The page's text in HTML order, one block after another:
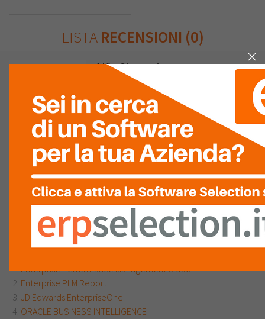
LISTA RECENSIONI (0)
Alfa Sistemi
Vedi la mappa
Installatore
Posizione inclassifica:154o
Software Rivenduti:
Enterprise Performance Management Cloud
Enterprise PLM Report
JD Edwards EnterpriseOne
ORACLE BUSINESS INTELLIGENCE